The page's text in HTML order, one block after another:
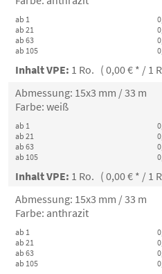
ab 1
ab 21
ab 63
ab 105
Inhalt VPE: 1 Ro. ( 0,00 € * / 1
Abmessung: 15x3 mm / 33 m
Farbe: weiß
ab 1
ab 21
ab 63
ab 105
Inhalt VPE: 1 Ro. ( 0,00 € * / 1
Abmessung: 15x3 mm / 33 m
Farbe: anthrazit
ab 1
ab 21
ab 63
ab 105